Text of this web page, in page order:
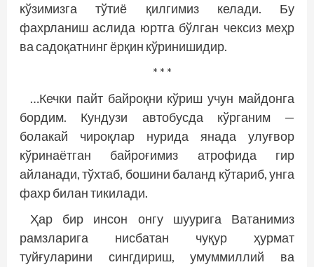
кўзимизга тўтиё қилгимиз келади. Бу
фахрланиш аслида юртга бўлган чексиз меҳр
ва садоқатнинг ёрқин кўринишидир.
* * *
…Кечки пайт байроқни кўриш учун майдонга
бордим. Кундузи автобусда кўрганим —
болакай чироқлар нурида янада улуғвор
кўринаётган байроғимиз атрофида гир
айланади, тўхтаб, бошини баланд кўтариб, унга
фахр билан тикилади.
Ҳар бир инсон онгу шуурига Ватанимиз
рамзларига нисбатан чуқур ҳурмат
туйғуларини сингдириш, умуммиллий ва